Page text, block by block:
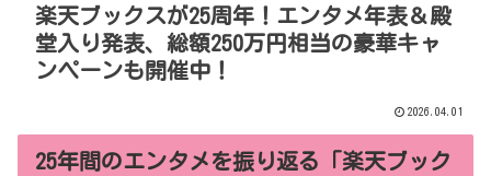
楽天ブックスが25周年！エンタメ年表＆殿
堂入り発表、総額250万円相当の豪華キャ
ンペーンも開催中！
2026.04.01
25年間のエンタメを振り返る「楽天ブック